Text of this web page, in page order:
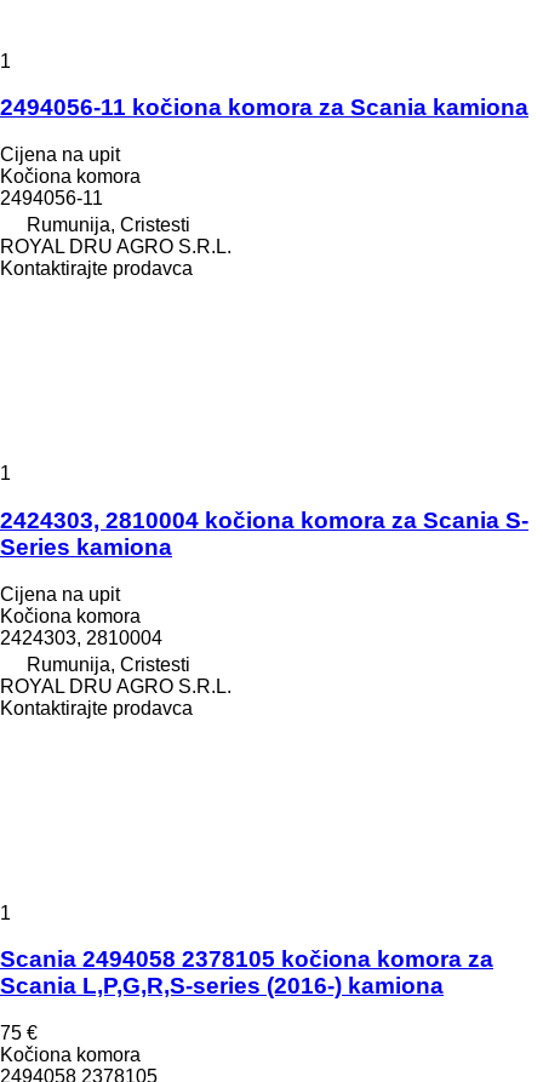
1
2494056-11 kočiona komora za Scania kamiona
Cijena na upit
Kočiona komora
2494056-11
Rumunija, Cristesti
ROYAL DRU AGRO S.R.L.
Kontaktirajte prodavca
1
2424303, 2810004 kočiona komora za Scania S-
Series kamiona
Cijena na upit
Kočiona komora
2424303, 2810004
Rumunija, Cristesti
ROYAL DRU AGRO S.R.L.
Kontaktirajte prodavca
1
Scania 2494058 2378105 kočiona komora za
Scania L,P,G,R,S-series (2016-) kamiona
75 €
Kočiona komora
2494058 2378105